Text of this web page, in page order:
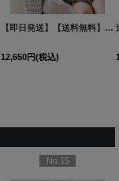
【即日発送】【送料無料】新色登場！ビジューリボンマーメイドミニドレス/キャバドレス【XS-XLサイズ/7カラー】[OF03] 【YN】dzwoBF
12,650円(税込)
No.15